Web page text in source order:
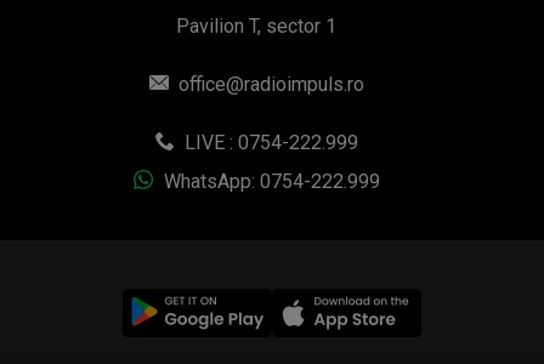
Pavilion T, sector 1
office@radioimpuls.ro
LIVE : 0754-222.999
WhatsApp: 0754-222.999